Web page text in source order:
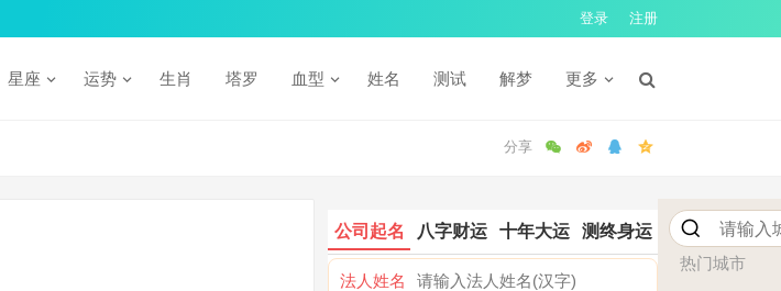
登录 注册
星座 运势 生肖 塔罗 血型 姓名 测试 解梦 更多
公司起名 八字财运 十年大运 测终身运
法人姓名
热门城市